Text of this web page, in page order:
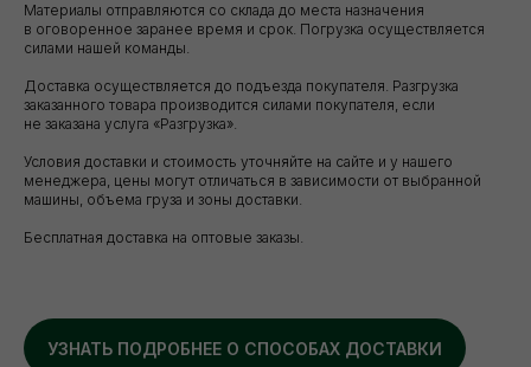
Материалы отправляются со склада до места назначения
в оговоренное заранее время и срок. Погрузка осуществляется
силами нашей команды.
Доставка осуществляется до подъезда покупателя. Разгрузка
заказанного товара производится силами покупателя, если
не заказана услуга «Разгрузка».
Условия доставки и стоимость уточняйте на сайте и у нашего
менеджера, цены могут отличаться в зависимости от выбранной
машины, объема груза и зоны доставки.
Бесплатная доставка на оптовые заказы.
УЗНАТЬ ПОДРОБНЕЕ О СПОСОБАХ ДОСТАВКИ